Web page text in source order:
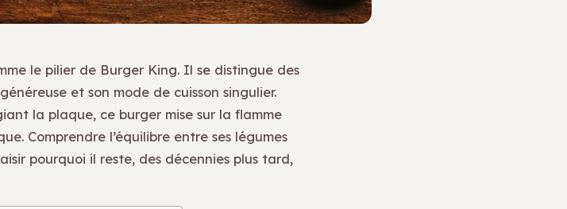
le pilier de Burger King. Il se distingue des
et son mode de cuisson singulier.
la plaque, ce burger mise sur la flamme
Comprendre l’équilibre entre ses légumes
pourquoi il reste, des décennies plus tard,